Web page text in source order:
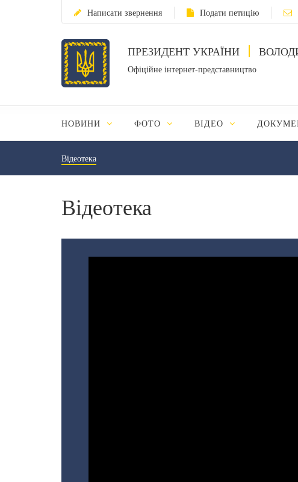
Написати звернення Подати петицію
ПРЕЗИДЕНТ УКРАЇНИ
Офіційне інтернет-представництво
НОВИНИ ФОТО ВІДЕО
Відеотека
Відеотека